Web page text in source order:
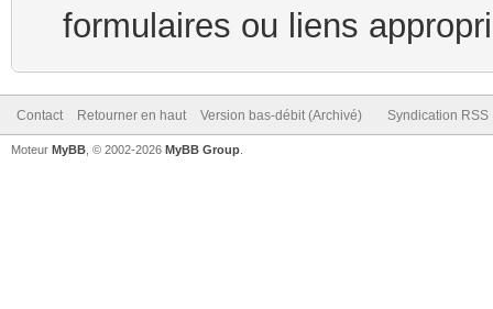
formulaires ou liens
Contact Retourner en haut Version bas-débit (Archivé) Syndication RSS
Moteur MyBB , © 2002-2026 MyBB Group